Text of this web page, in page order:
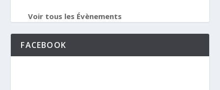
Voir tous les Évènements
FACEBOOK